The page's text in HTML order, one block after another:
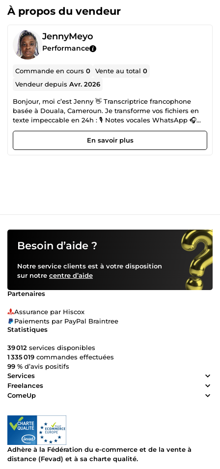
À propos du vendeur
JennyMeyo
Performance
Commande en cours0 Vente au total0
Vendeur depuisAvr. 2026
Bonjour, moi c’est Jenny 👋 Transcriptrice francophone
basée à Douala, Cameroun. Je transforme vos fichiers en
texte impeccable en 24h : 🎙️ Notes vocales WhatsApp 🎧
Interviews &amp; Podcasts 📹 Vidéos YouTube, Réunions
Zoom 📞 Appels téléphoniques enregistrés Mes 3 garanties
: ✅ Zéro faute d’orthographe ✅ Mise en page Word propre,
En savoir plus
Besoin d’aide ?
Notre service clients est à votre disposition
sur notre centre d’aide
Partenaires
Assurance par Hiscox
Paiements par PayPal Braintree
Statistiques
39 012 services disponibles
1 335 019 commandes effectuées
99 % d’avis positifs
Services
Freelances
ComeUp
Adhère à la Fédération du e-commerce et de la vente à
distance (Fevad) et à sa charte qualité.